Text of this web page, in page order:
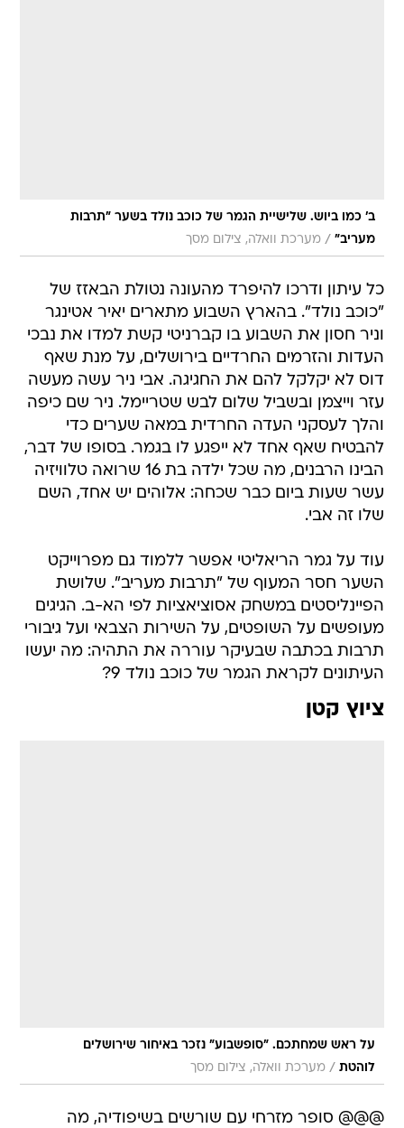
ב' כמו ביוש. שלישיית הגמר של כוכב נולד בשער "תרבות
מעריב" / מערכת וואלה, צילום מסך
כל עיתון ודרכו להיפרד מהעונה נטולת הבאזז של
"כוכב נולד". בהארץ השבוע מתארים יאיר אטינגר
וניר חסון את השבוע בו קברניטי קשת למדו את נבכי
העדות והזרמים החרדיים בירושלים, על מנת שאף
דוס לא יקלקל להם את החגיגה. אבי ניר עשה מעשה
עזר וייצמן ובשביל שלום לבש שטריימל. ניר שם כיפה
והלך לעסקני העדה החרדית במאה שערים כדי
להבטיח שאף אחד לא ייפגע לו בגמר. בסופו של דבר,
הבינו הרבנים, מה שכל ילדה בת 16 שרואה טלוויזיה
עשר שעות ביום כבר שכחה: אלוהים יש אחד, השם
שלו זה אבי.
עוד על גמר הריאליטי אפשר ללמוד גם מפרוייקט
השער חסר המעוף של "תרבות מעריב". שלושת
הפיינליסטים במשחק אסוציאציות לפי הא-ב. הגיגים
מעופשים על השופטים, על השירות הצבאי ועל גיבורי
תרבות בכתבה שבעיקר עוררה את התהיה: מה יעשו
העיתונים לקראת הגמר של כוכב נולד 9?
ציוץ קטן
על ראש שמחתכם. "סופשבוע" נזכר באיחור שירושלים
לוהטת / מערכת וואלה, צילום מסך
@@@ סופר מזרחי עם שורשים בשיפודיה, מה